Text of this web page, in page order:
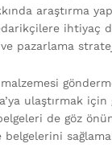
araştırma
ihtiyaç
pazarlama
malzemesi
ulaştırmak
de göz